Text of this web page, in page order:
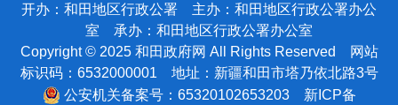
国家原子能机构
国家航天局
国家外国专家局
青海
甘肃
陕西
西藏
哈密市
巴音郭楞蒙古自治州
阿克苏地区
策勒县
于田县
民丰县
开办：和田地区行政公署 主办：和田地区行政公署办公
室 承办：和田地区行政公署办公室
Copyright © 2025 和田政府网 All Rights Reserved 网站
标识码：6532000001 地址：新疆和田市塔乃依北路3号
公安机关备案号：65320102653203
新ICP备